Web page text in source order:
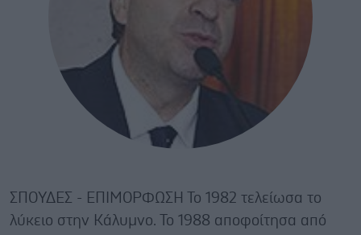
ΣΠΟΥΔΕΣ - ΕΠΙΜΟΡΦΩΣΗ Το 1982 τελείωσα το
λύκειο στην Κάλυμνο. Το 1988 αποφοίτησα από